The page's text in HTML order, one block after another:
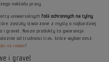
nakładu pracy.
uniwersalnych folii ochronnych na tylny
zostały stworzone z myślą o najbardziej
i gravel. Nasze produkty to gwarancja
od trudności tras, które wybierzesz.
na rower!
i gravel